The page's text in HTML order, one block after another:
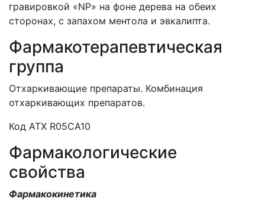
гравировкой «NP» на фоне дерева на обеих
сторонах, с запахом ментола и эвкалипта.
Фармакотерапевтическая
группа
Отхаркивающие препараты. Комбинация
отхаркивающих препаратов.
Код АТХ R05СА10
Фармакологические
свойства
Фармакокинетика